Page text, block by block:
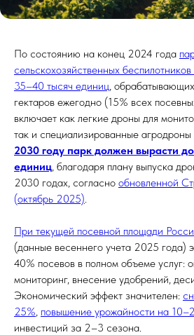
По состоянию на конец 2024 года
сельскохозяйственных
35–40 тысяч единиц,
гектаров ежегодно (15% всех
включает как легкие дроны для
так и специализированные
2030 году парк должен вырасти
единиц, благодаря плану выпуска
2030 годах, согласно обновленной
(октябрь 2025).
При текущей посевной площади
(данные весеннего учета 2025 года)
40% посевов в полном объеме услуг:
мониторинг, внесение удобрений,
Экономический эффект значителен:
25%, повышение урожайности на
инвестиций за 2–3 сезона.